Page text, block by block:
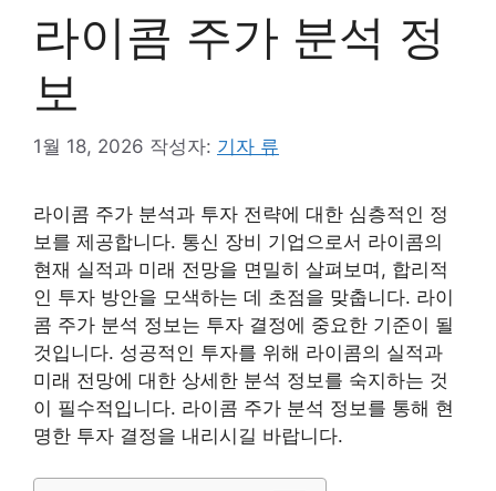
라이콤 주가 분석 정
보
1월 18, 2026 작성자: 기자 류
라이콤 주가 분석과 투자 전략에 대한 심층적인 정
보를 제공합니다. 통신 장비 기업으로서 라이콤의
현재 실적과 미래 전망을 면밀히 살펴보며, 합리적
인 투자 방안을 모색하는 데 초점을 맞춥니다. 라이
콤 주가 분석 정보는 투자 결정에 중요한 기준이 될
것입니다. 성공적인 투자를 위해 라이콤의 실적과
미래 전망에 대한 상세한 분석 정보를 숙지하는 것
이 필수적입니다. 라이콤 주가 분석 정보를 통해 현
명한 투자 결정을 내리시길 바랍니다.